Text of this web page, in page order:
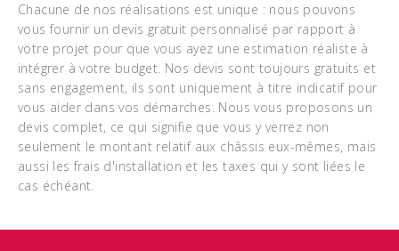
Chacune de nos réalisations est unique : nous pouvons
vous fournir un devis gratuit personnalisé par rapport à
votre projet pour que vous ayez une estimation réaliste à
intégrer à votre budget. Nos devis sont toujours gratuits et
sans engagement, ils sont uniquement à titre indicatif pour
vous aider dans vos démarches. Nous vous proposons un
devis complet, ce qui signifie que vous y verrez non
seulement le montant relatif aux châssis eux-mêmes, mais
aussi les frais d'installation et les taxes qui y sont liées le
cas échéant.